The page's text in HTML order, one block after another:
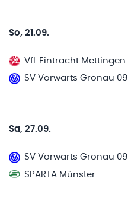
So, 21.09.
VfL Eintracht Mettingen
SV Vorwärts Gronau 09
Sa, 27.09.
SV Vorwärts Gronau 09
SPARTA Münster